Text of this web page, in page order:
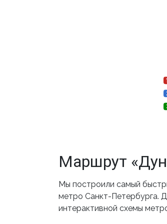
Маршрут
Мы построили самый
метро Санкт-Петербурга.
интерактивной схемы